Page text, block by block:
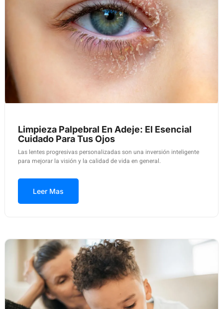
Limpieza Palpebral En Adeje: El Esencial
Cuidado Para Tus Ojos
Las lentes progresivas personalizadas son una inversión inteligente
para mejorar la visión y la calidad de vida en general.
Leer Mas